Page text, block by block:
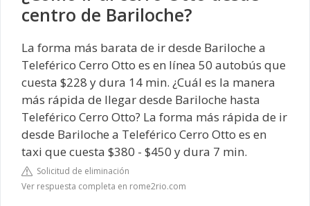
centro de Bariloche?
La forma más barata de ir desde Bariloche a
Teleférico Cerro Otto es en línea 50 autobús que
cuesta $228 y dura 14 min. ¿Cuál es la manera
más rápida de llegar desde Bariloche hasta
Teleférico Cerro Otto? La forma más rápida de ir
desde Bariloche a Teleférico Cerro Otto es en
taxi que cuesta $380 - $450 y dura 7 min.
Solicitud de eliminación
Ver respuesta completa en rome2rio.com